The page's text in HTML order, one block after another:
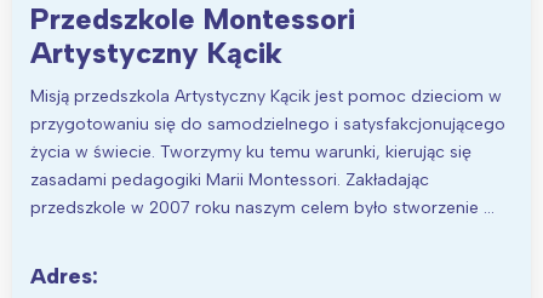
Przedszkole Montessori
Artystyczny Kącik
Misją przedszkola Artystyczny Kącik jest pomoc dzieciom w
przygotowaniu się do samodzielnego i satysfakcjonującego
życia w świecie. Tworzymy ku temu warunki, kierując się
zasadami pedagogiki Marii Montessori. Zakładając
przedszkole w 2007 roku naszym celem było stworzenie …
Adres: